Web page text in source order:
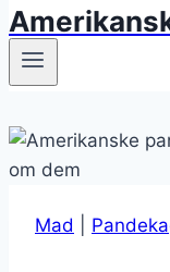
Mad